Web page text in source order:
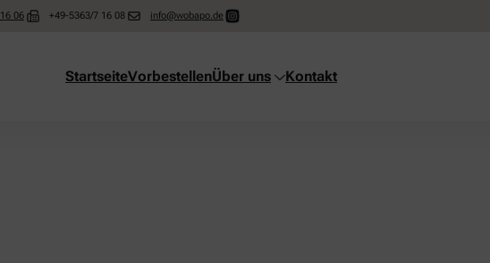
06 +49-5363/7 16 08 info@wobapo.de
StartseiteVorbestellenÜber uns Kontakt